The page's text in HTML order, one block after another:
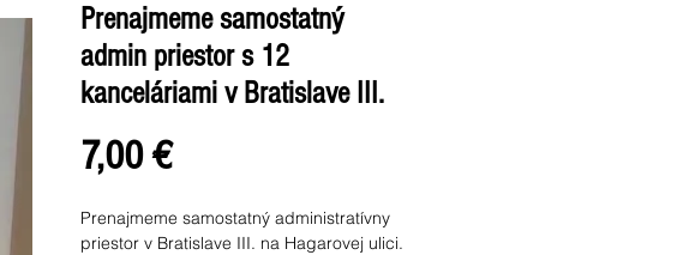
Prenajmeme samostatný
admin priestor s 12
kanceláriami v Bratislave III.
7,00 €Cena
Prenajmeme samostatný administratívny
priestor v Bratislave III. na Hagarovej ulici.